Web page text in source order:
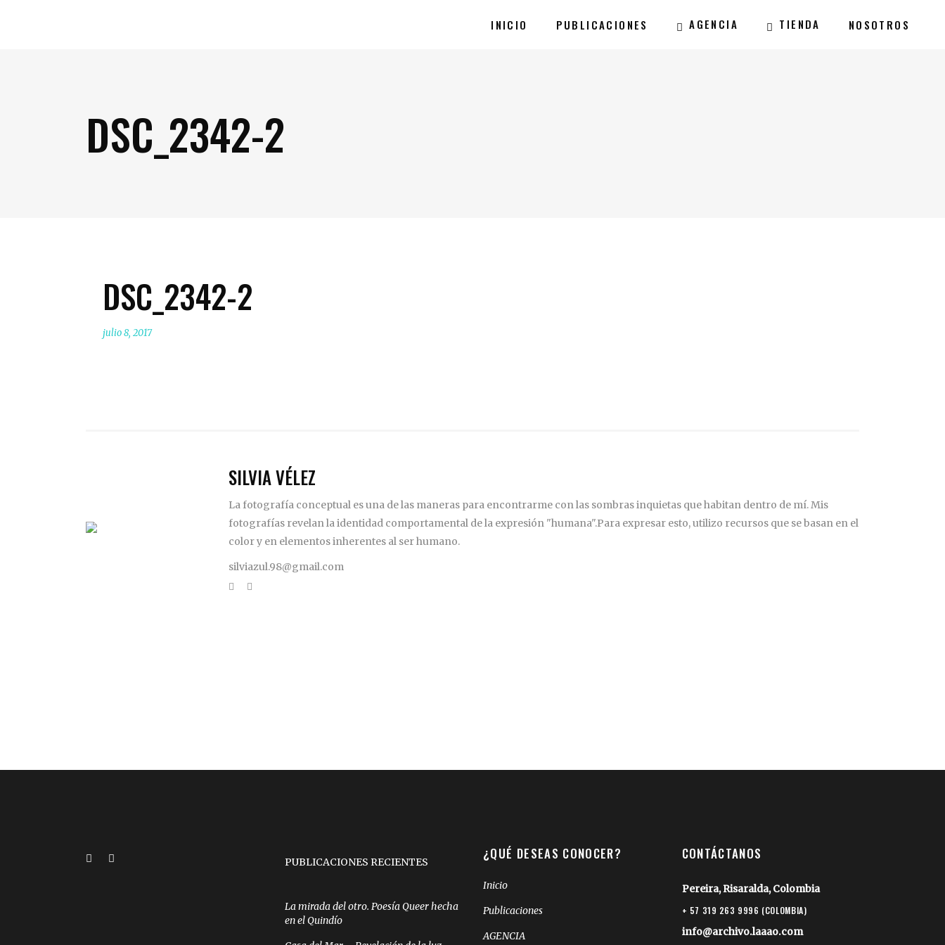
INICIO PUBLICACIONES AGENCIA TIENDA NOSOTROS
DSC_2342-2
DSC_2342-2
julio 8, 2017
SILVIA VÉLEZ
La fotografía conceptual es una de las maneras para encontrarme con las sombras inquietas que habitan dentro de mí. Mis
fotografías revelan la identidad comportamental de la expresión "humana".Para expresar esto, utilizo recursos que se basan en el
color y en elementos inherentes al ser humano.
silviazul.98@gmail.com
PUBLICACIONES RECIENTES
La mirada del otro. Poesía Queer hecha
en el Quindío
¿QUÉ DESEAS CONOCER?
Inicio
Publicaciones
AGENCIA
CONTÁCTANOS
Pereira, Risaralda, Colombia
+ 57 319 263 9996 (COLOMBIA)
info@archivo.laaao.com